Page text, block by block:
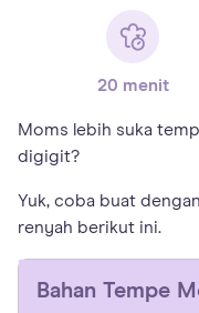
20 menit
Moms lebih suka
digigit?
Yuk, coba buat
renyah berikut ini.
Bahan Tempe